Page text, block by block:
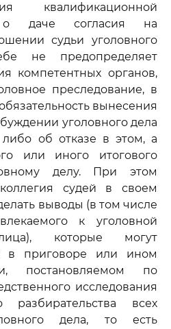
квалификационной
о даче согласия на
судьи уголовного
не предопределяет
компетентных органов,
преследование, в
вынесения
уголовного дела
об отказе в этом, а
или иного итогового
делу. При этом
судей в своем
выводы (в том числе
к уголовной
лица), которые могут
в приговоре или ином
постановляемом по
исследования
всех
дела, то есть